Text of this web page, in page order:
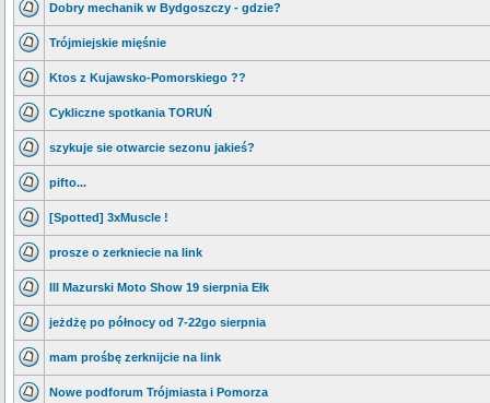
Dobry mechanik w Bydgoszczy - gdzie?
Trójmiejskie mięśnie
Ktos z Kujawsko-Pomorskiego ??
Cykliczne spotkania TORUŃ
szykuje sie otwarcie sezonu jakieś?
pifto...
[Spotted] 3xMuscle !
prosze o zerkniecie na link
III Mazurski Moto Show 19 sierpnia Ełk
jeżdżę po północy od 7-22go sierpnia
mam prośbę zerknijcie na link
Nowe podforum Trójmiasta i Pomorza